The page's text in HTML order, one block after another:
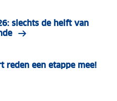
slechts de helft van
reden een etappe mee!